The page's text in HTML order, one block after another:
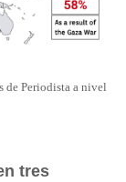
de Periodista a nivel
tres